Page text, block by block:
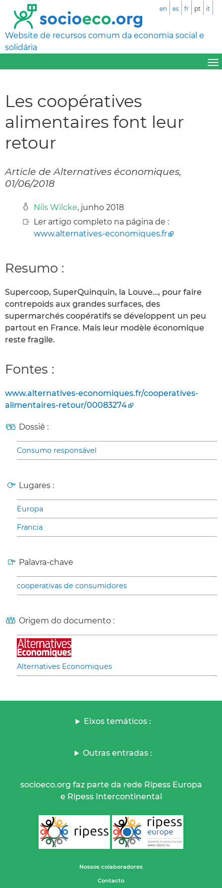
Website de recursos comum da economia social e
solidária
en es fr pt it
Les coopératives
alimentaires font leur
retour
Article de Alternatives économiques,
01/06/2018
Nils Wilcke, junho 2018
Ler artigo completo na página de :
www.alternatives-economiques.fr
Resumo :
Supercoop, SuperQuinquin, la Louve…, pour faire
contrepoids aux grandes surfaces, des
supermarchés coopératifs se développent un peu
partout en France. Mais leur modèle économique
reste fragile.
Fontes :
www.alternatives-economiques.fr/cooperatives-
alimentaires-retour/00083274
Dossiê :
Consumo responsável
Lugares :
Europa
Francia
Palavra-chave
cooperativas de consumidores
Origem do documento :
Alternatives Economiques
Eixos temáticos :
Outras entradas :
socioeco.org faz parte da rede Ripess Europa
e Ripess Intercontinental
Nossos colaboradores
Contacto